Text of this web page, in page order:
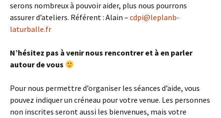
serons nombreux à pouvoir aider, plus nous pourrons
assurer d’ateliers. Référent : Alain – cdpi@leplanb-
laturballe.fr
N’hésitez pas à venir nous rencontrer et à en parler
autour de vous
Pour nous permettre d’organiser les séances d’aide, vous
pouvez indiquer un créneau pour votre venue. Les personnes
non inscrites seront aussi les bienvenues, mais votre